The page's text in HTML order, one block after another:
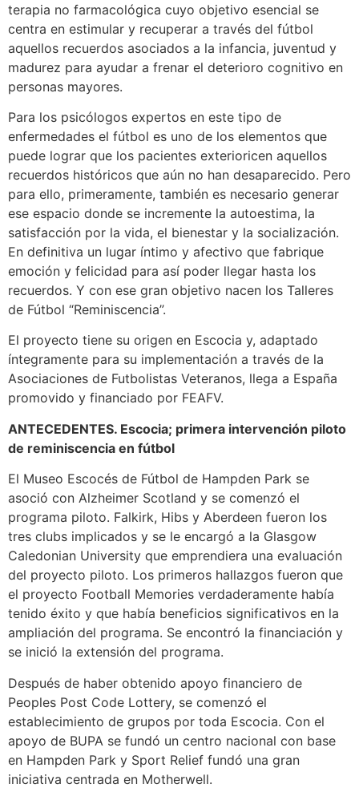
terapia no farmacológica cuyo objetivo esencial se
centra en estimular y recuperar a través del fútbol
aquellos recuerdos asociados a la infancia, juventud y
madurez para ayudar a frenar el deterioro cognitivo en
personas mayores.
Para los psicólogos expertos en este tipo de
enfermedades el fútbol es uno de los elementos que
puede lograr que los pacientes exterioricen aquellos
recuerdos históricos que aún no han desaparecido. Pero
para ello, primeramente, también es necesario generar
ese espacio donde se incremente la autoestima, la
satisfacción por la vida, el bienestar y la socialización.
En definitiva un lugar íntimo y afectivo que fabrique
emoción y felicidad para así poder llegar hasta los
recuerdos. Y con ese gran objetivo nacen los Talleres
de Fútbol “Reminiscencia”.
El proyecto tiene su origen en Escocia y, adaptado
íntegramente para su implementación a través de la
Asociaciones de Futbolistas Veteranos, llega a España
promovido y financiado por FEAFV.
ANTECEDENTES. Escocia; primera intervención piloto
de reminiscencia en fútbol
El Museo Escocés de Fútbol de Hampden Park se
asoció con Alzheimer Scotland y se comenzó el
programa piloto. Falkirk, Hibs y Aberdeen fueron los
tres clubs implicados y se le encargó a la Glasgow
Caledonian University que emprendiera una evaluación
del proyecto piloto. Los primeros hallazgos fueron que
el proyecto Football Memories verdaderamente había
tenido éxito y que había beneficios significativos en la
ampliación del programa. Se encontró la financiación y
se inició la extensión del programa.
Después de haber obtenido apoyo financiero de
Peoples Post Code Lottery, se comenzó el
establecimiento de grupos por toda Escocia. Con el
apoyo de BUPA se fundó un centro nacional con base
en Hampden Park y Sport Relief fundó una gran
iniciativa centrada en Motherwell.